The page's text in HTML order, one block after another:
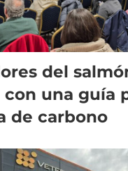
del
una guía
de carbono